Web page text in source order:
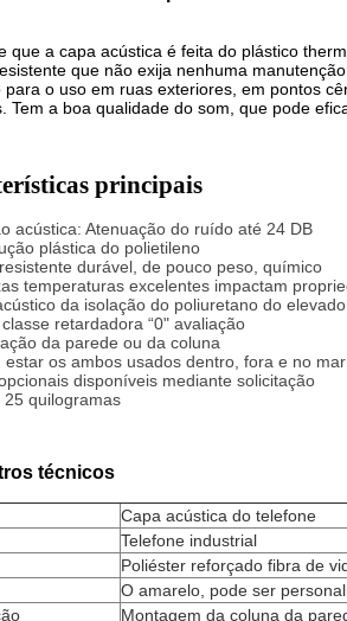
que a capa acústica é feita do plástico
que não exija nenhuma
para o uso em ruas exteriores, em pontos
Tem a boa qualidade do som, que pode
principais
acústica: Atenuação do ruído até 24 DB
plástica do polietileno
durável, de pouco peso, químico
temperaturas excelentes impactam
da isolação do poliuretano do
retardadora “0" avaliação
da parede ou da coluna
estar os ambos usados dentro, fora e no mar
disponíveis mediante solicitação
25 quilogramas
técnicos
Capa acústica do telefone
Telefone industrial
Poliéster reforçado fibra de
O amarelo, pode ser
Montagem da coluna da